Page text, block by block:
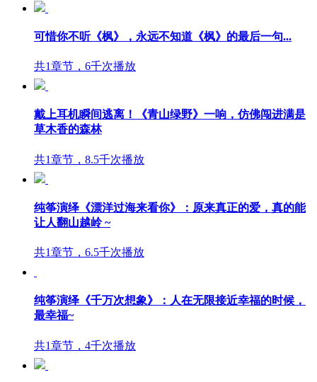
可惜你不听《枫》，永远不知道《枫》的最后一句...
共1章节，6千次播放
戴上耳机瞬间逃离！《青山绿野》一响，仿佛闯进满是
草木香的森林
共1章节，8.5千次播放
纯筝演绎《漂洋过海来看你》：原来真正的爱，真的能
让人翻山越岭 ~
共1章节，6.5千次播放
纯筝演绎《千万次想象》：人在无限接近幸福的时候，
最幸福~
共1章节，4千次播放